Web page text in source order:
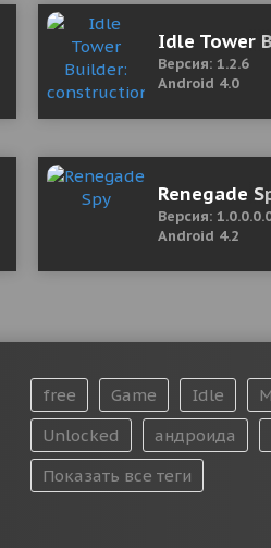
Manager 6.0.5 Мод (полная
Idle Tower
Версия: 1.2.6
Android 4.0
Renegade
Версия:
Android 4.2
free Game Idle
Unlocked
андроида
Показать все теги